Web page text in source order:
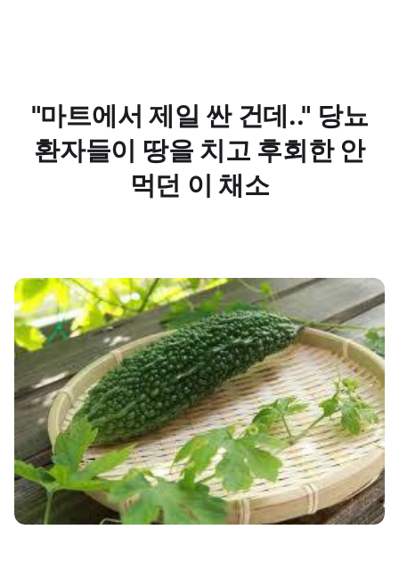
"마트에서 제일 싼 건데.." 당뇨
환자들이 땅을 치고 후회한 안
먹던 이 채소